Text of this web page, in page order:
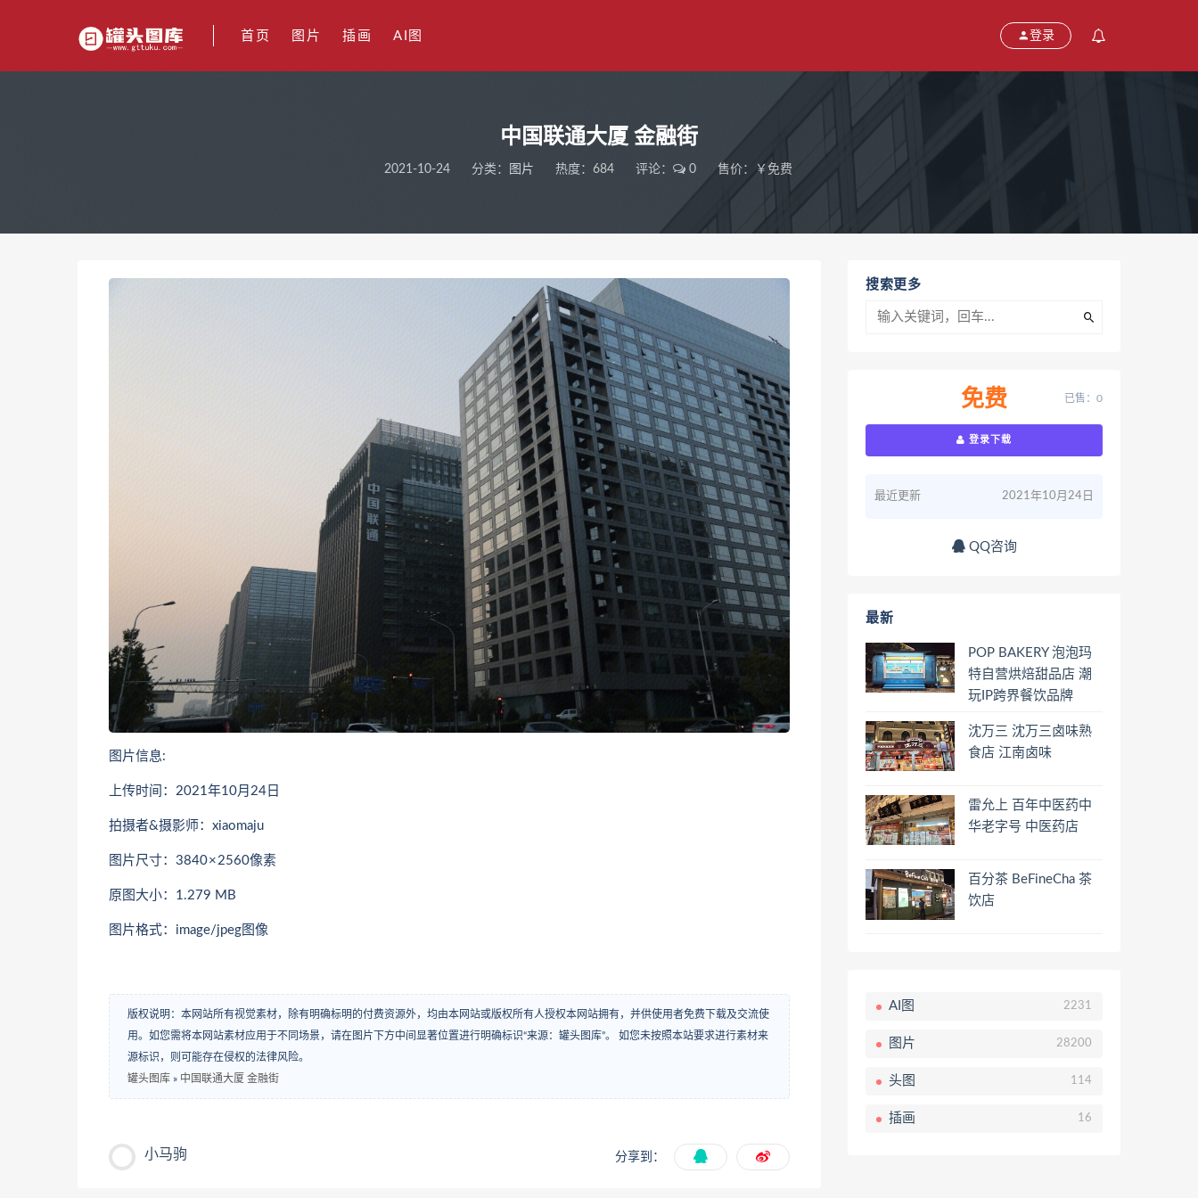
首页 图片 插画 AI图 登录
中国联通大厦 金融街
2021-10-24 分类： 图片 热度：684 评论： 0 售价：￥免费
图片信息:
上传时间：2021年10月24日
拍摄者&摄影师：xiaomaju
图片尺寸：3840 × 2560像素
原图大小：1.279 MB
图片格式：image/jpeg图像
版权说明：本网站所有视觉素材，除有明确标明的付费资源外，均由本网站或版权所有人授权本网站拥有，并供使用者免费下载及交流使
用。如您需将本网站素材应用于不同场景，请在图片下方中间显著位置进行明确标识“来源：罐头图库”。 如您未按照本站要求进行素材来
源标识，则可能存在侵权的法律风险。
罐头图库 » 中国联通大厦 金融街
小马驹 分享到：
搜索更多
免费 已售：0
登录下载
最近更新 2021年10月24日
QQ咨询
最新
POP BAKERY 泡泡玛
特自营烘焙甜品店 潮
玩IP跨界餐饮品牌
沈万三 沈万三卤味熟
食店 江南卤味
雷允上 百年中医药中
华老字号 中医药店
百分茶 BeFineCha 茶
饮店
AI图 2231
图片 28200
头图 114
插画 16